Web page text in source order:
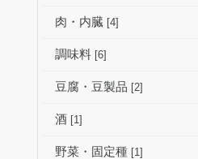
肉・内臓 [4]
調味料 [6]
豆腐・豆製品 [2]
酒 [1]
野菜・固定種 [1]